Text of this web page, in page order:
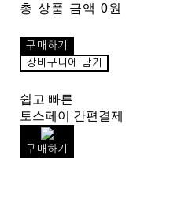
총 상품 금액 0원
구매하기
장바구니에 담기
쉽고 빠른
토스페이 간편결제
구매하기